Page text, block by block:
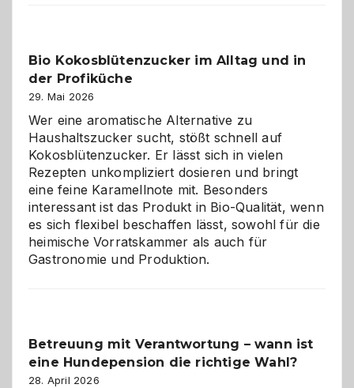
Gefahr
für
Hunde
im
eigenen
Zuhause
Bio Kokosblütenzucker im Alltag und in
der Profiküche
29. Mai 2026
Wer eine aromatische Alternative zu
Haushaltszucker sucht, stößt schnell auf
Kokosblütenzucker. Er lässt sich in vielen
Rezepten unkompliziert dosieren und bringt
eine feine Karamellnote mit. Besonders
interessant ist das Produkt in Bio-Qualität, wenn
es sich flexibel beschaffen lässt, sowohl für die
heimische Vorratskammer als auch für
Gastronomie und Produktion.
Betreuung mit Verantwortung – wann ist
eine Hundepension die richtige Wahl?
28. April 2026